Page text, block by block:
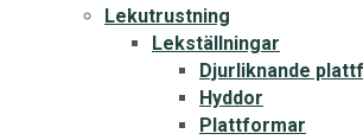
Lekutrustning
Lekställningar
Djurliknande
Hyddor
Plattformar